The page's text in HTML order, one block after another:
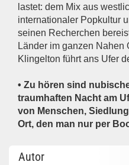
lastet: dem Mix aus
internationaler Popkultur
seinen Recherchen
Länder im ganzen Nahen
Klingelton führt ans Ufer
• Zu hören sind
traumhaften Nacht am
von Menschen,
Ort, den man nur per
Autor